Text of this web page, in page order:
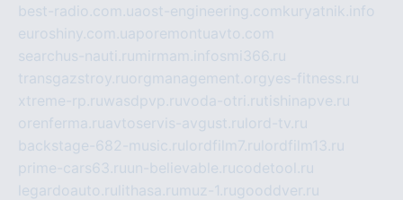
best-radio.com.uaost-engineering.com kuryatnik.info
euroshiny.com.ua poremontuavto.com
searchus-nauti.ru mirmam.infosmi366.ru
transgazstroy.ruorgmanagement.orgyes-fitness.ru
xtreme-rp.ruwasdpvp.ruvoda-otri.rutishinapve.ru
orenferma.ruavtoservis-avgust.ru lord-tv.ru
backstage-682-music.ru lordfilm7.ru lordfilm13.ru
prime-cars63.ruun-believable.rucodetool.ru
legardoauto.ru lithasa.ru muz-1.rugooddver.ru